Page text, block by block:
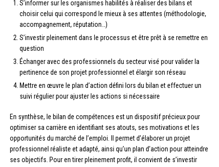
S’informer sur les organismes habilités à réaliser des bilans et
choisir celui qui correspond le mieux à ses attentes (méthodologie,
accompagnement, réputation…)
S’investir pleinement dans le processus et être prêt à se remettre en
question
Échanger avec des professionnels du secteur visé pour valider la
pertinence de son projet professionnel et élargir son réseau
Mettre en œuvre le plan d’action défini lors du bilan et effectuer un
suivi régulier pour ajuster les actions si nécessaire
En synthèse, le bilan de compétences est un dispositif précieux pour
optimiser sa carrière en identifiant ses atouts, ses motivations et les
opportunités du marché de l’emploi. Il permet d’élaborer un projet
professionnel réaliste et adapté, ainsi qu’un plan d’action pour atteindre
ses objectifs. Pour en tirer pleinement profit, il convient de s’investir